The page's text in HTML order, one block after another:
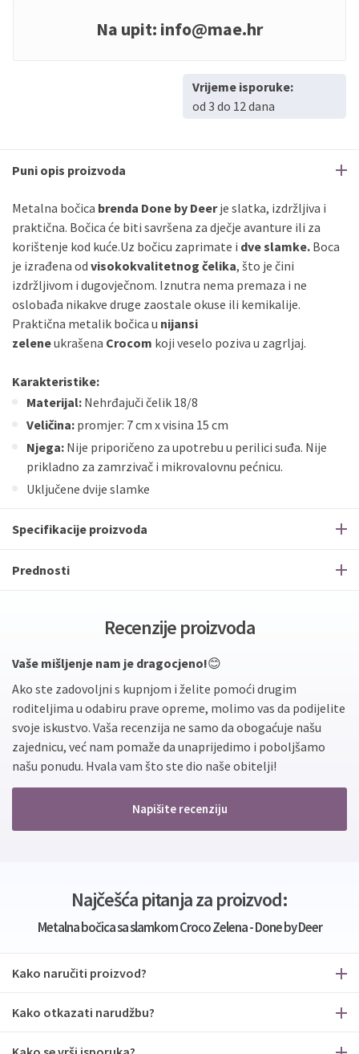
Na upit: info@mae.hr
Vrijeme isporuke:
od 3 do 12 dana
Puni opis proizvoda
Metalna bočica brenda Done by Deerje slatka, izdržljiva i
praktična. Bočica će biti savršena za dječje avanture ili za
korištenje kod kuće.Uz bočicu zaprimate i dve slamke. Boca
je izrađena od visokokvalitetnog čelika, što je čini
izdržljivom i dugovječnom. Iznutra nema premaza i ne
oslobađa nikakve druge zaostale okuse ili kemikalije.
Praktična metalik bočica u nijansi
zeleneukrašena Crocom koji veselo poziva u zagrljaj.
Karakteristike:
Materijal: Nehrđajuči čelik 18/8
Veličina: promjer: 7 cm x visina 15 cm
Njega: Nije priporičeno za upotrebu u perilici suđa. Nije
prikladno za zamrzivač i mikrovalovnu pećnicu.
Uključene dvije slamke
Specifikacije proizvoda
Prednosti
Recenzije proizvoda
Vaše mišljenje nam je dragocjeno!😊
Ako ste zadovoljni s kupnjom i želite pomoći drugim
roditeljima u odabiru prave opreme, molimo vas da podijelite
svoje iskustvo. Vaša recenzija ne samo da obogaćuje našu
zajednicu, već nam pomaže da unaprijedimo i poboljšamo
našu ponudu. Hvala vam što ste dio naše obitelji!
Napišite recenziju
Najčešća pitanja za proizvod:
Metalna bočica sa slamkom Croco Zelena - Done by Deer
Kako naručiti proizvod?
Kako otkazati narudžbu?